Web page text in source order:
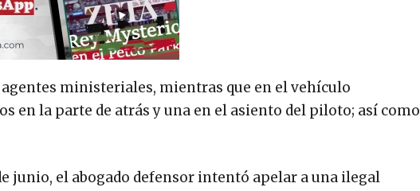
ministeriales, mientras que en el vehículo
en la parte de atrás y una en el asiento del piloto; así como
junio, el abogado defensor intentó apelar a una ilegal